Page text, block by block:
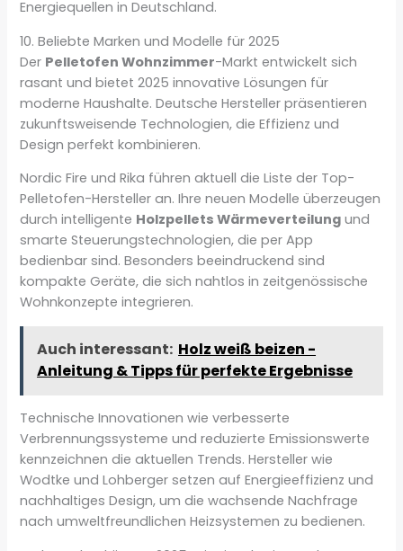
Energiequellen in Deutschland.
10. Beliebte Marken und Modelle für 2025
Der Pelletofen Wohnzimmer-Markt entwickelt sich
rasant und bietet 2025 innovative Lösungen für
moderne Haushalte. Deutsche Hersteller präsentieren
zukunftsweisende Technologien, die Effizienz und
Design perfekt kombinieren.
Nordic Fire und Rika führen aktuell die Liste der Top-
Pelletofen-Hersteller an. Ihre neuen Modelle überzeugen
durch intelligente Holzpellets Wärmeverteilung und
smarte Steuerungstechnologien, die per App
bedienbar sind. Besonders beeindruckend sind
kompakte Geräte, die sich nahtlos in zeitgenössische
Wohnkonzepte integrieren.
Auch interessant: Holz weiß beizen -
Anleitung & Tipps für perfekte Ergebnisse
Technische Innovationen wie verbesserte
Verbrennungssysteme und reduzierte Emissionswerte
kennzeichnen die aktuellen Trends. Hersteller wie
Wodtke und Lohberger setzen auf Energieeffizienz und
nachhaltiges Design, um die wachsende Nachfrage
nach umweltfreundlichen Heizsystemen zu bedienen.